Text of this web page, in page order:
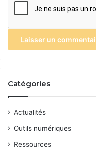
Catégories
Actualités
Outils numériques
Ressources